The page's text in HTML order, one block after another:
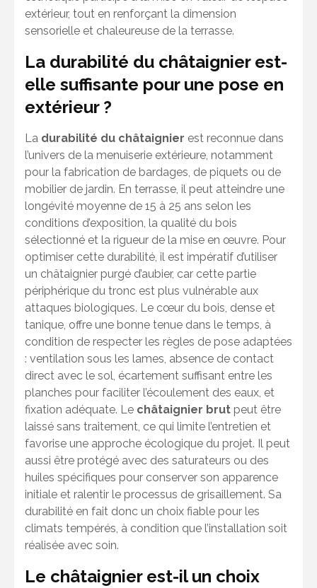
extérieur, tout en renforçant la dimension
sensorielle et chaleureuse de la terrasse.
La durabilité du châtaignier est-
elle suffisante pour une pose en
extérieur ?
La durabilité du châtaignier est reconnue dans
l’univers de la menuiserie extérieure, notamment
pour la fabrication de bardages, de piquets ou de
mobilier de jardin. En terrasse, il peut atteindre une
longévité moyenne de 15 à 25 ans selon les
conditions d’exposition, la qualité du bois
sélectionné et la rigueur de la mise en œuvre. Pour
optimiser cette durabilité, il est impératif d’utiliser
un châtaignier purgé d’aubier, car cette partie
périphérique du tronc est plus vulnérable aux
attaques biologiques. Le cœur du bois, dense et
tanique, offre une bonne tenue dans le temps, à
condition de respecter les règles de pose adaptées
: ventilation sous les lames, absence de contact
direct avec le sol, écartement suffisant entre les
planches pour faciliter l’écoulement des eaux, et
fixation adéquate. Le châtaignier brut peut être
laissé sans traitement, ce qui limite l’entretien et
favorise une approche écologique du projet. Il peut
aussi être protégé avec des saturateurs ou des
huiles spécifiques pour conserver son apparence
initiale et ralentir le processus de grisaillement. Sa
durabilité en fait donc un choix fiable pour les
climats tempérés, à condition que l’installation soit
réalisée avec soin.
Le châtaignier est-il un choix